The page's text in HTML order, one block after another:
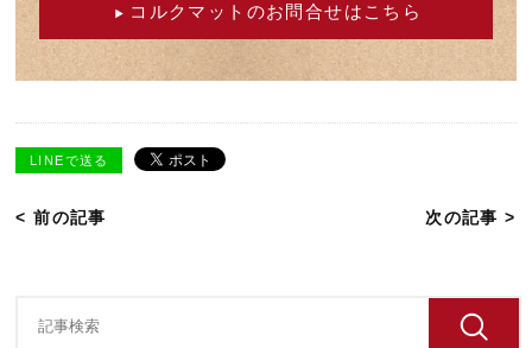
コルクマットのお問合せはこちら
LINEで送る
< 前の記事 次の記事 >